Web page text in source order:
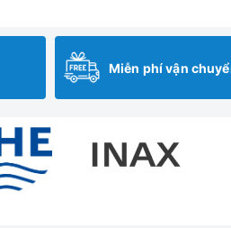
Miễn phí vận